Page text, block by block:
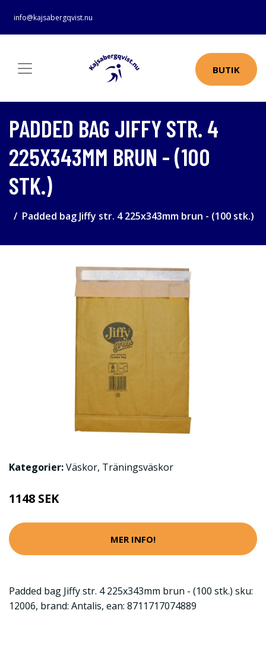
info@kajsabergqvist.nu
BUTIK
PADDED BAG JIFFY STR. 4
225X343MM BRUN - (100
STK.)
Padded bag Jiffy str. 4 225x343mm brun - (100 stk.)
Kategorier:Väskor, Träningsväskor
1148 SEK
MER INFO!
Padded bag Jiffy str. 4 225x343mm brun - (100 stk.) sku:
12006, brand: Antalis, ean: 8711717074889